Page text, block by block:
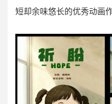
短却余味悠长的优秀动